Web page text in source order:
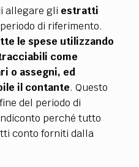
allegare gli estratti
di riferimento.
le spese utilizzando
come
o assegni, ed
il contante. Questo
del periodo di
perché tutto
conto forniti dalla